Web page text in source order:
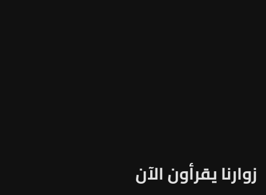
زوارنا يقرأون الآن